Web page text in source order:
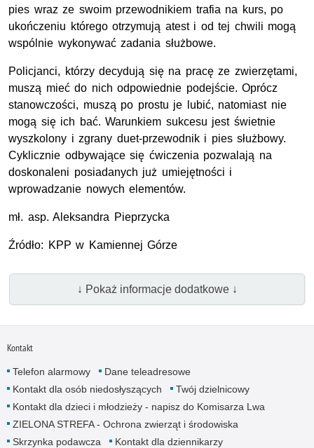
pies wraz ze swoim przewodnikiem trafia na kurs, po
ukończeniu którego otrzymują atest i od tej chwili mogą
wspólnie wykonywać zadania służbowe.
Policjanci, którzy decydują się na pracę ze zwierzętami,
muszą mieć do nich odpowiednie podejście. Oprócz
stanowczości, muszą po prostu je lubić, natomiast nie
mogą się ich bać. Warunkiem sukcesu jest świetnie
wyszkolony i zgrany duet-przewodnik i pies służbowy.
Cyklicznie odbywające się ćwiczenia pozwalają na
doskonaleni posiadanych już umiejętności i
wprowadzanie nowych elementów.
mł. asp. Aleksandra Pieprzycka
Źródło: KPP w Kamiennej Górze
↓ Pokaż informacje dodatkowe ↓
Kontakt
Telefon alarmowy
Dane teleadresowe
Kontakt dla osób niedosłyszących
Twój dzielnicowy
Kontakt dla dzieci i młodzieży - napisz do Komisarza Lwa
ZIELONA STREFA - Ochrona zwierząt i środowiska
Skrzynka podawcza
Kontakt dla dziennikarzy